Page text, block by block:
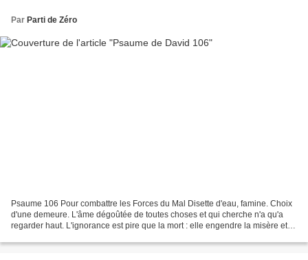
Par Parti de Zéro
Psaume 106 Pour combattre les Forces du Mal Disette d'eau, famine. Choix
d'une demeure. L'âme dégoûtée de toutes choses et qui cherche n'a qu'a
regarder haut. L'ignorance est pire que la mort : elle engendre la misère et